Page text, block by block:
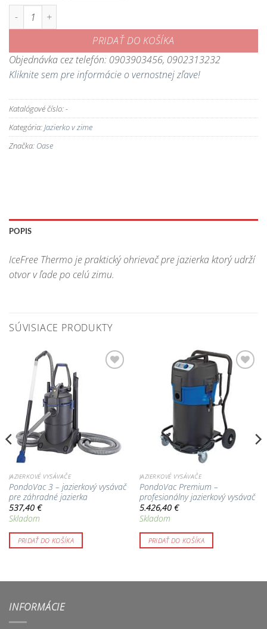
množstvo IceFree Thermo - rozmrazovač hladiny jazierka
PRIDAŤ DO KOŠÍKA
Objednávka cez telefón: 0903903456, 0902313232
Kliknite sem pre informácie o vernostnej zľave!
Katalógové číslo:-
Kategória:Jazierko v zime
Značka: Oase
POPIS
IceFree Thermo je praktický ohrievač pre jazierka ktorý udrží
otvor v ľade po celú zimu.
SÚVISIACE PRODUKTY
JAZIERKOVÉ VYSÁVAČE
PondoVac 3 – jazierkový vysávač
pre záhradné jazierka
537,40 €
Skladom
PRIDAŤ DO KOŠÍKA
Pridať do
zoznamu
obľúbených!
JAZIERKOVÉ VYSÁVAČE
PondoVac Premium –
profesionálny jazierkový vysávač
5.426,40 €
Skladom
PRIDAŤ DO KOŠÍKA
INFORMÁCIE